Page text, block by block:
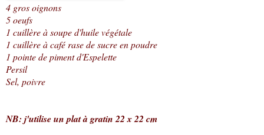
4 gros oignons
5 oeufs
1 cuillère à soupe d'huile végétale
1 cuillère à café rase de sucre en poudre
1 pointe de piment d'Espelette
Persil
Sel, poivre
NB: j'utilise un plat à gratin 22 x 22 cm